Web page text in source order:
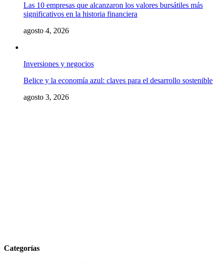
Las 10 empresas que alcanzaron los valores bursátiles más
significativos en la historia financiera
agosto 4, 2026
Inversiones y negocios
Belice y la economía azul: claves para el desarrollo sostenible
agosto 3, 2026
Categorías